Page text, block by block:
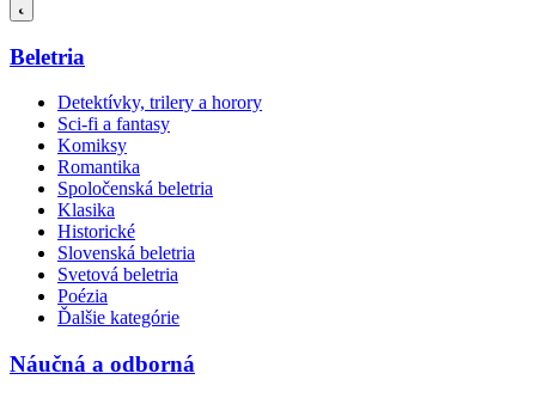
Beletria
Detektívky, trilery a horory
Sci-fi a fantasy
Komiksy
Romantika
Spoločenská beletria
Klasika
Historické
Slovenská beletria
Svetová beletria
Poézia
Ďalšie kategórie
Náučná a odborná